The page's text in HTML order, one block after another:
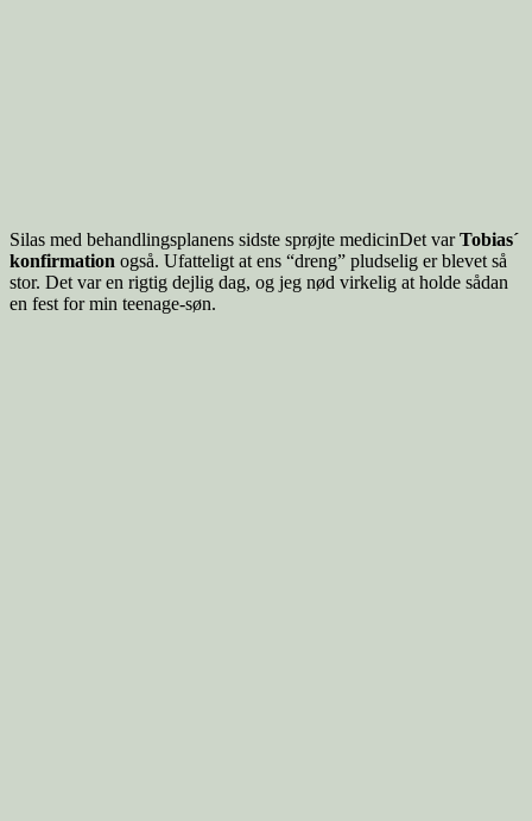
Silas med behandlingsplanens sidste sprøjte medicinDet varTobias´
konfirmation også. Ufatteligt at ens “dreng” pludselig er blevet så
stor. Det var en rigtig dejlig dag, og jeg nød virkelig at holde sådan
en fest for min teenage-søn.